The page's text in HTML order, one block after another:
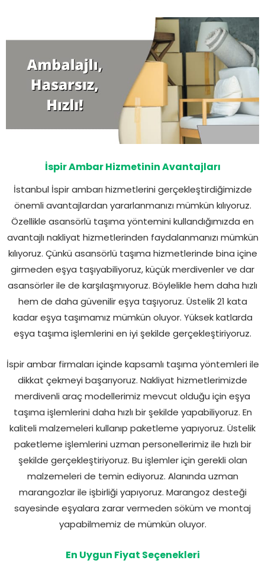
İspir Ambar Hizmetinin Avantajları
İstanbul İspir ambarı hizmetlerini gerçekleştirdiğimizde
önemli avantajlardan yararlanmanızı mümkün kılıyoruz.
Özellikle asansörlü taşıma yöntemini kullandığımızda en
avantajlı nakliyat hizmetlerinden faydalanmanızı mümkün
kılıyoruz. Çünkü asansörlü taşıma hizmetlerinde bina içine
girmeden eşya taşıyabiliyoruz, küçük merdivenler ve dar
asansörler ile de karşılaşmıyoruz. Böylelikle hem daha hızlı
hem de daha güvenilir eşya taşıyoruz. Üstelik 21 kata
kadar eşya taşımamız mümkün oluyor. Yüksek katlarda
eşya taşıma işlemlerini en iyi şekilde gerçekleştiriyoruz.
İspir ambar firmaları içinde kapsamlı taşıma yöntemleri ile
dikkat çekmeyi başarıyoruz. Nakliyat hizmetlerimizde
merdivenli araç modellerimiz mevcut olduğu için eşya
taşıma işlemlerini daha hızlı bir şekilde yapabiliyoruz. En
kaliteli malzemeleri kullanıp paketleme yapıyoruz. Üstelik
paketleme işlemlerini uzman personellerimiz ile hızlı bir
şekilde gerçekleştiriyoruz. Bu işlemler için gerekli olan
malzemeleri de temin ediyoruz. Alanında uzman
marangozlar ile işbirliği yapıyoruz. Marangoz desteği
sayesinde eşyalara zarar vermeden söküm ve montaj
yapabilmemiz de mümkün oluyor.
En Uygun Fiyat Seçenekleri